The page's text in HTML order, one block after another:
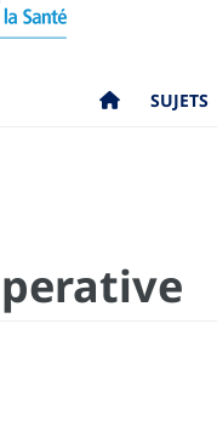
SUJETS